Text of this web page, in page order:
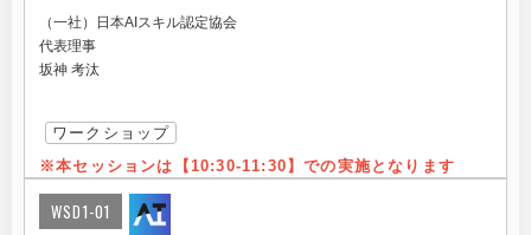
（一社）日本AIスキル認定協会
代表理事
坂神 考汰
ワークショップ
※本セッションは【10:30-11:30】での実施となります
WSD1-01